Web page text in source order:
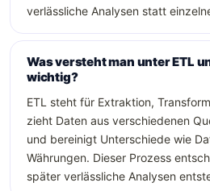
verlässliche Analysen statt
Was versteht man unter ETL
wichtig?
ETL steht für Extraktion,
zieht Daten aus verschiedenen
und bereinigt Unterschiede wie
Währungen. Dieser Prozess
später verlässliche Analysen